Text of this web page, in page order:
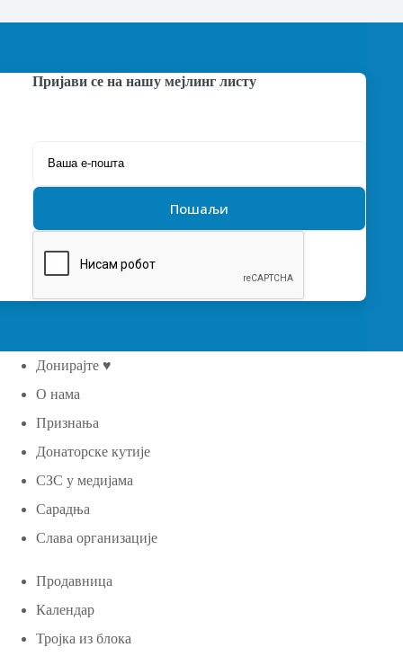
Пријави се на нашу мејлинг листу
Донирајте ♥
О нама
Признања
Донаторске кутије
СЗС у медијама
Сарадња
Слава организације
Продавница
Календар
Тројка из блока